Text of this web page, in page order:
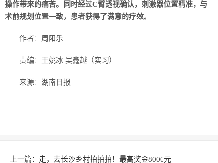
操作带来的痛苦。同时经过C臂透视确认，刺激器位置精准，与
术前规划位置一致，患者获得了满意的疗效。
作者：周阳乐
责编：王姚冰 吴鑫越（实习）
来源：湖南日报
上一篇： 走，去长沙乡村拍拍拍！最高奖金8000元